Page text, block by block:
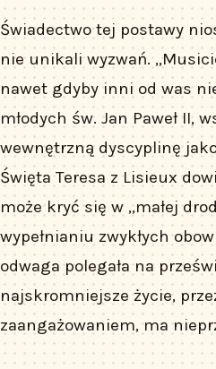
Świadectwo tej postawy
nie unikali wyzwań.
nawet gdyby inni od was
młodych św. Jan Paweł II,
wewnętrzną dyscyplinę
Święta Teresa z Lisieux
może kryć się w „małej
wypełnianiu zwykłych
odwaga polegała na
najskromniejsze życie,
zaangażowaniem, ma